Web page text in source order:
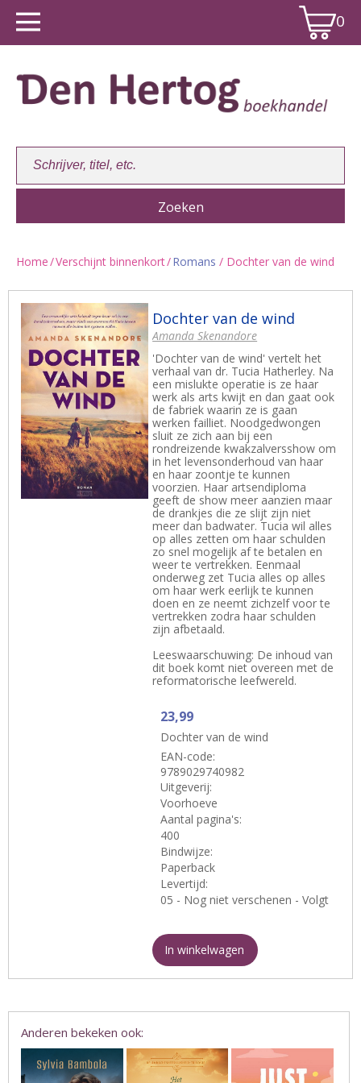
0
Home/Verschijnt binnenkort/Romans / Dochter van de wind
Dochter van de wind
Amanda Skenandore
'Dochter van de wind' vertelt het
verhaal van dr. Tucia Hatherley. Na
een mislukte operatie is ze haar
werk als arts kwijt en dan gaat ook
de fabriek waarin ze is gaan
werken failliet. Noodgedwongen
sluit ze zich aan bij een
rondreizende kwakzalversshow om
in het levensonderhoud van haar
en haar zoontje te kunnen
voorzien. Haar artsendiploma
geeft de show meer aanzien maar
de drankjes die ze slijt zijn niet
meer dan badwater. Tucia wil alles
op alles zetten om haar schulden
zo snel mogelijk af te betalen en
weer te vertrekken. Eenmaal
onderweg zet Tucia alles op alles
om haar werk eerlijk te kunnen
doen en ze neemt zichzelf voor te
vertrekken zodra haar schulden
zijn afbetaald.
Leeswaarschuwing: De inhoud van
dit boek komt niet overeen met de
reformatorische leefwereld.
23,99
Dochter van de wind
EAN-code:
9789029740982
Uitgeverij:
Voorhoeve
Aantal pagina's:
400
Bindwijze:
Paperback
Levertijd:
05 - Nog niet verschenen - Volgt
In winkelwagen
Anderen bekeken ook: